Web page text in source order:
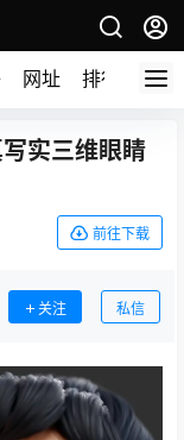
网址 排行榜
实三维眼睛
前往下载
关注 私信